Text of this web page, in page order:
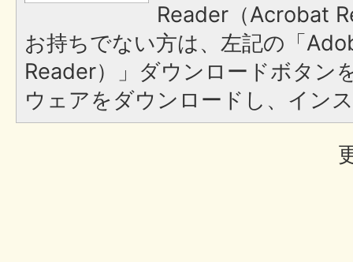
Reader（Acrobat
お持ちでない方は、左記の「
Reader）」ダウンロードボタン
ウェアをダウンロードし、イン